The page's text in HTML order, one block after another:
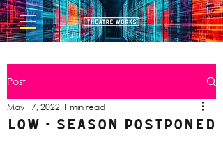
Post
LOW - SEASON POSTPONED
May 17, 2022 1 min read